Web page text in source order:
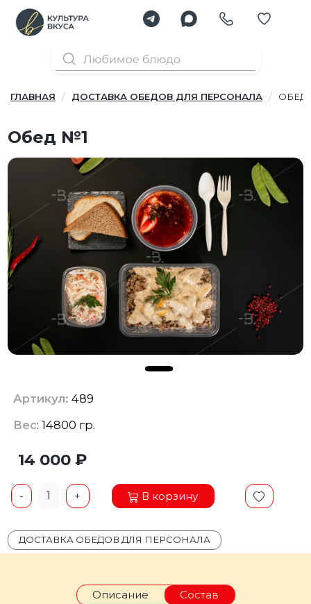
ГЛАВНАЯ ДОСТАВКА ОБЕДОВ ДЛЯ ПЕРСОНАЛА ОБЕД
Обед №1
Артикул: 489
Вес: 14800 гр.
14 000 ₽
- 1 + В корзину
ДОСТАВКА ОБЕДОВ ДЛЯ ПЕРСОНАЛА
Описание Состав